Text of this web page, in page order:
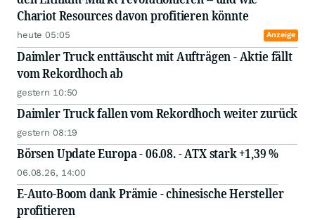
Chariot Resources davon profitieren könnte
heute 05:05 Anzeige
Daimler Truck enttäuscht mit Aufträgen - Aktie fällt
vom Rekordhoch ab
gestern 10:50
Daimler Truck fallen vom Rekordhoch weiter zurück
gestern 08:19
Börsen Update Europa - 06.08. - ATX stark +1,39 %
06.08.26, 14:00
E-Auto-Boom dank Prämie - chinesische Hersteller
profitieren